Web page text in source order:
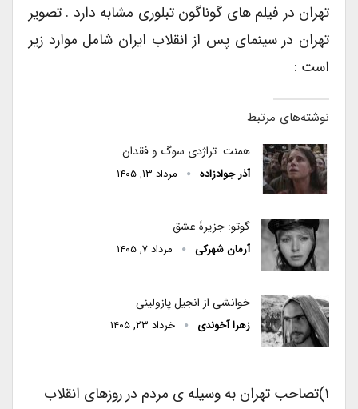
تهران در فیلم های گوناگون تبلوری مشابه دارد . تصویر
تهران در سینمای پس از انقلاب ایران شامل موارد زیر
است :
نوشته‌های مرتبط
همنت: تراژدی سوگ و فقدان
آذر جوادزاده مرداد ۱۳, ۱۴۰۵
گوتو: جزیرۀ عشق
آرمان شهرکی مرداد ۷, ۱۴۰۵
خوانشی از انجیل پازولینی
زهرا آخوندی خرداد ۲۳, ۱۴۰۵